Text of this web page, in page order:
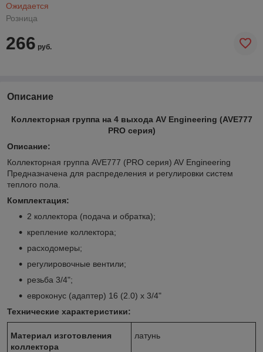
Ожидается
Розница
266 руб.
Описание
Коллекторная группа на 4 выхода AV Engineering (AVE777
PRO серия)
Описание:
Коллекторная группа AVE777 (PRO серия) AV Engineering
Предназначена для распределения и регулировки систем
теплого пола.
Комплектация:
2 коллектора (подача и обратка);
крепление коллектора;
расходомеры;
регулировочные вентили;
резьба 3/4";
евроконус (адаптер) 16 (2.0) х 3/4"
Технические характеристики:
Материал изготовления
коллектора
латунь